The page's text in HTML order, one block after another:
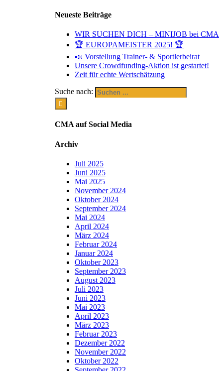
Neueste Beiträge
WIR SUCHEN DICH – MINIJOB bei CMA
🏆 EUROPAMEISTER 2025! 🏆
📣 Vorstellung Trainer- & Sportlerbeirat
Unsere Crowdfunding-Aktion ist gestartet!
Zeit für echte Wertschätzung
Suche nach:
CMA auf Social Media
Archiv
Juli 2025
Juni 2025
Mai 2025
November 2024
Oktober 2024
September 2024
Mai 2024
April 2024
März 2024
Februar 2024
Januar 2024
Oktober 2023
September 2023
August 2023
Juli 2023
Juni 2023
Mai 2023
April 2023
März 2023
Februar 2023
Dezember 2022
November 2022
Oktober 2022